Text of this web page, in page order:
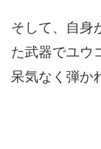
そして、自身
た武器でユウ
呆気なく弾か